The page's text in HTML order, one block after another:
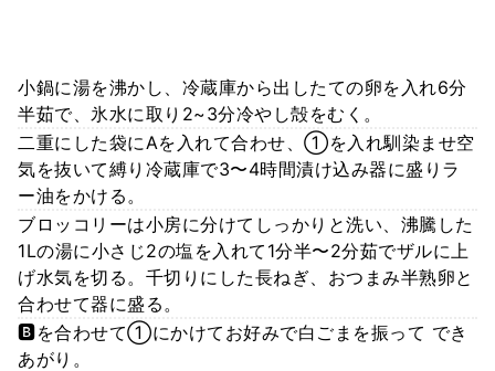
小鍋に湯を沸かし、冷蔵庫から出したての卵を入れ6分
半茹で、氷水に取り2~3分冷やし殻をむく。
二重にした袋にAを入れて合わせ、①を入れ馴染ませ空
気を抜いて縛り冷蔵庫で3〜4時間漬け込み器に盛りラ
ー油をかける。
ブロッコリーは小房に分けてしっかりと洗い、沸騰した
1Lの湯に小さじ2の塩を入れて1分半〜2分茹でザルに上
げ水気を切る。千切りにした長ねぎ、おつまみ半熟卵と
合わせて器に盛る。
🅱️を合わせて①にかけてお好みで白ごまを振って でき
あがり。